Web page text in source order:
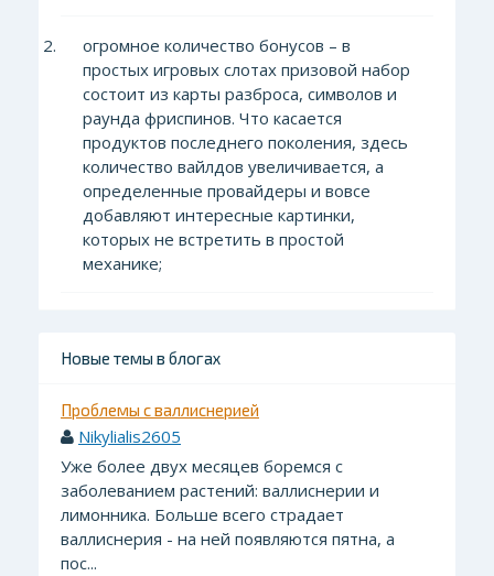
огромное количество бонусов – в
простых игровых слотах призовой набор
состоит из карты разброса, символов и
раунда фриспинов. Что касается
продуктов последнего поколения, здесь
количество вайлдов увеличивается, а
определенные провайдеры и вовсе
добавляют интересные картинки,
которых не встретить в простой
механике;
Новые темы в блогах
Проблемы с валлиснерией
Nikylialis2605
Уже более двух месяцев боремся с
заболеванием растений: валлиснерии и
лимонника. Больше всего страдает
валлиснерия - на ней появляются пятна, а
пос...